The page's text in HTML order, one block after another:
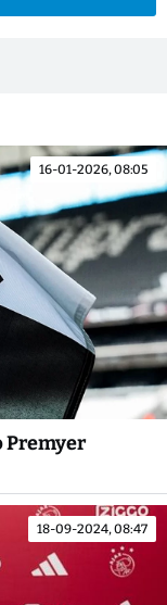
16-01-2026, 08:05
Premyer
18-09-2024, 08:47